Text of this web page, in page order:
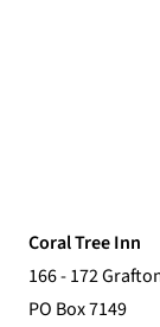
Coral Tree Inn
166 - 172
PO Box 7149